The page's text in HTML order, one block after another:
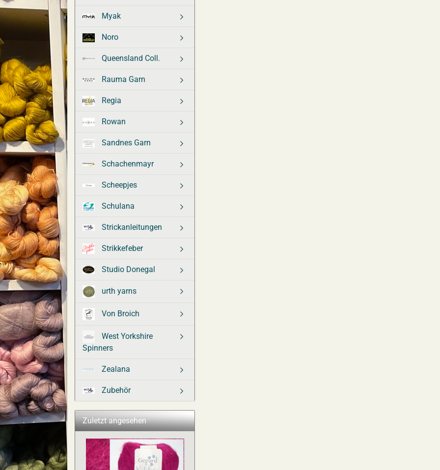
Myak
Noro
Queensland Coll.
Rauma Garn
Regia
Rowan
Sandnes Garn
Schachenmayr
Scheepjes
Schulana
Strickanleitungen
Strikkefeber
Studio Donegal
urth yarns
Von Broich
West Yorkshire
Spinners
Zealana
Zubehör
Zuletzt angesehen